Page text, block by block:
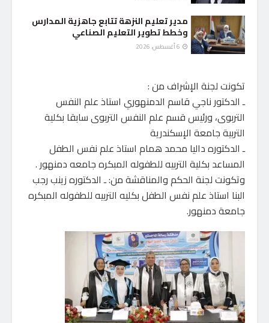
مدير تعليم النزهة تتابع جاهزية المدارس
وخطط تطوير التعليم الصناعي
تكونت لجنة الإشراف من :
ـ الدكتور ناجي قاسم الدمنهوري استاذ علم النفس
التربوى، ورئيس قسم علم النفس التربوى سابقا بكلية
التربية جامعة الإسكندرية
ـ الدكتوره داليا محمد همام استاذ علم نفس الطفل
المساعد بكلية التربيه للطفوله المبكره جامعه دمنهور .
وتكونت لجنة الحكم والمناقشة من: ـ الدكتوره زينب رجب
البنا استاذ علم نفس الطفل بكليه التربيه للطفوله المبكره
جامعة دمنهور.